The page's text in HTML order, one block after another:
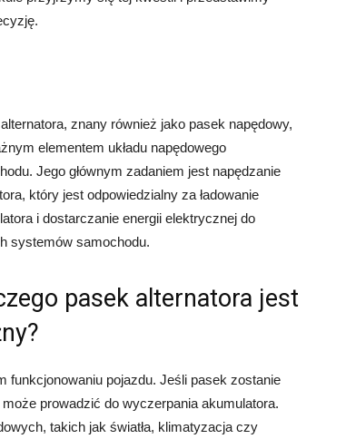
znany również jako pasek napędowy,
elementem układu napędowego
Jego głównym zadaniem jest napędzanie
który jest odpowiedzialny za ładowanie
i dostarczanie energii elektrycznej do
systemów samochodu.
pasek alternatora jest
funkcjonowaniu pojazdu. Jeśli pasek zostanie
prowadzić do wyczerpania akumulatora.
takich jak światła, klimatyzacja czy